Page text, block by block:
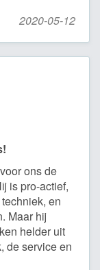
2020-05-12
ons de
is pro-actief,
en
Maar hij
helder uit
de service en